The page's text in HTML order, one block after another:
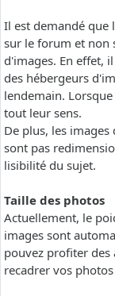
Il est demandé que
sur le forum et non
d'images. En effet,
des hébergeurs
lendemain.
tout leur sens.
De plus, les
sont pas
lisibilité du sujet.
Taille des photos
Actuellement, le
images sont
pouvez profiter des
recadrer vos